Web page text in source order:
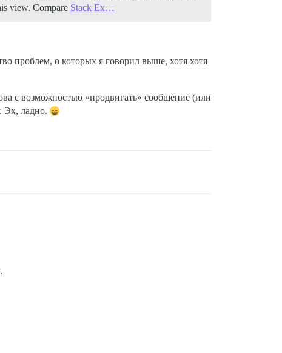
view. Compare Stack Ex…
проблем, о которых я говорил выше, хотя хотя
с возможностью «продвигать» сообщение (или
Эх, ладно.